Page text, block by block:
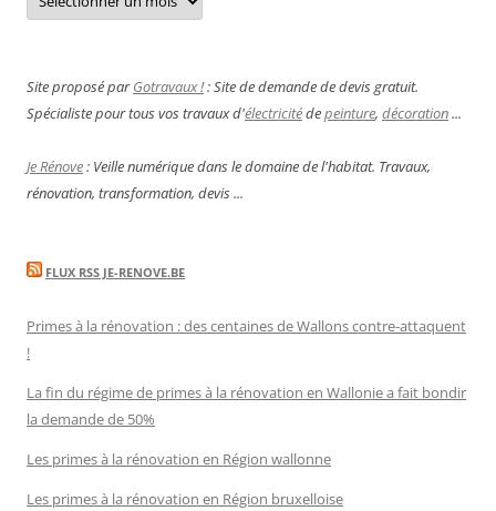
Site proposé parGotravaux !: Site de demande de devis gratuit.
Spécialiste pour tous vos travaux d'électricitédepeinture, décoration...
Je Rénove: Veille numérique dans le domaine de l'habitat. Travaux,
rénovation, transformation, devis ...
FLUX RSS JE-RENOVE.BE
Primes à la rénovation : des centaines de Wallons contre-attaquent
!
La fin du régime de primes à la rénovation en Wallonie a fait bondir
la demande de 50%
Les primes à la rénovation en Région wallonne
Les primes à la rénovation en Région bruxelloise